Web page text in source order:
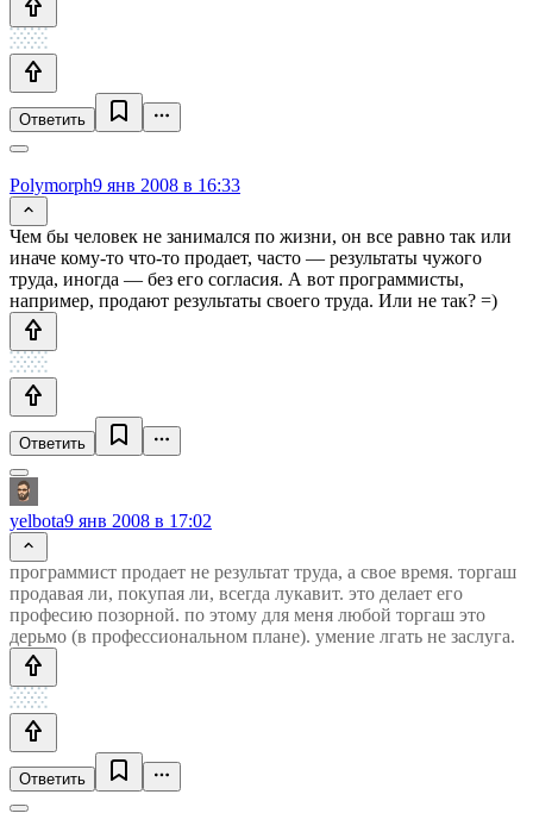
Ответить
Polymorph9 янв 2008 в 16:33
Чем бы человек не занимался по жизни, он все равно так или
иначе кому-то что-то продает, часто — результаты чужого
труда, иногда — без его согласия. А вот программисты,
например, продают результаты своего труда. Или не так? =)
Ответить
yelbota9 янв 2008 в 17:02
программист продает не результат труда, а свое время. торгаш
продавая ли, покупая ли, всегда лукавит. это делает его
професию позорной. по этому для меня любой торгаш это
дерьмо (в профессиональном плане). умение лгать не заслуга.
Ответить